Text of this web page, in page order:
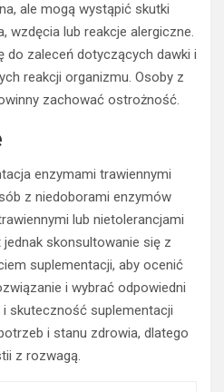
ale mogą wystąpić skutki
wzdęcia lub reakcje alergiczne.
do zaleceń dotyczących dawki i
reakcji organizmu. Osoby z
zachować ostrożność.
enzymami trawiennymi
z niedoborami enzymów
lub nietolerancjami
skonsultowanie się z
suplementacji, aby ocenić
i wybrać odpowiedni
skuteczność suplementacji
i stanu zdrowia, dlatego
z rozwagą.